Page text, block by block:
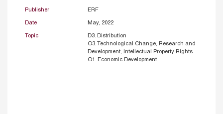
Publisher ERF
Date May, 2022
Topic
D3. Distribution
O3. Technological Change, Research and
Development, Intellectual Property Rights
O1. Economic Development